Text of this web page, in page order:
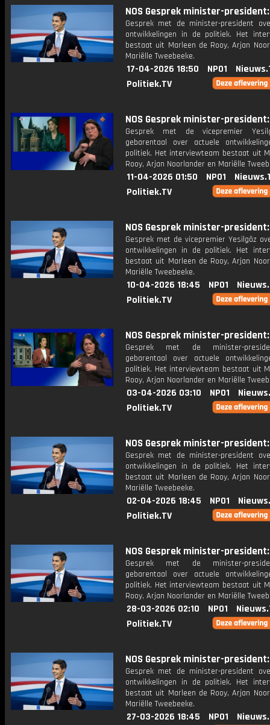
NOS Gesprek minister-
Gesprek met de minister-president
ontwikkelingen in de politiek. Het
bestaat uit Marleen de Rooy, Arjan
Mariëlle Tweebeeke.
17-04-2026 18:50 NPO1
Politiek.TV
NOS Gesprek minister-
Gesprek met de vicepremier
gebarentaal over actuele
politiek. Het interviewteam bestaat uit
Rooy, Arjan Noorlander en Mariëlle
11-04-2026 01:50 NPO1
Politiek.TV
NOS Gesprek minister-
Gesprek met de vicepremier Yesilgöz
ontwikkelingen in de politiek. Het
bestaat uit Marleen de Rooy, Arjan
Mariëlle Tweebeeke.
10-04-2026 18:45 NPO1
Politiek.TV
NOS Gesprek minister-
Gesprek met de minister-
gebarentaal over actuele
politiek. Het interviewteam bestaat uit
Rooy, Arjan Noorlander en Mariëlle
03-04-2026 03:10 NPO1
Politiek.TV
NOS Gesprek minister-
Gesprek met de minister-president
ontwikkelingen in de politiek. Het
bestaat uit Marleen de Rooy, Arjan
Mariëlle Tweebeeke.
02-04-2026 18:45 NPO1
Politiek.TV
NOS Gesprek minister-
Gesprek met de minister-
gebarentaal over actuele
politiek. Het interviewteam bestaat uit
Rooy, Arjan Noorlander en Mariëlle
28-03-2026 02:10 NPO1
Politiek.TV
NOS Gesprek minister-
Gesprek met de minister-president
ontwikkelingen in de politiek. Het
bestaat uit Marleen de Rooy, Arjan
Mariëlle Tweebeeke.
27-03-2026 18:45 NPO1